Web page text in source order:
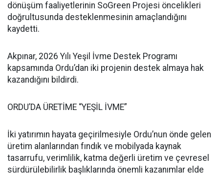
dönüşüm faaliyetlerinin SoGreen Projesi öncelikleri
doğrultusunda desteklenmesinin amaçlandığını
kaydetti.
Akpınar, 2026 Yılı Yeşil İvme Destek Programı
kapsamında Ordu’dan iki projenin destek almaya hak
kazandığını bildirdi.
ORDU’DA ÜRETİME “YEŞİL İVME”
İki yatırımın hayata geçirilmesiyle Ordu’nun önde gelen
üretim alanlarından fındık ve mobilyada kaynak
tasarrufu, verimlilik, katma değerli üretim ve çevresel
sürdürülebilirlik başlıklarında önemli kazanımlar elde